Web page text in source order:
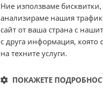
Ние използваме
анализираме нашия
сайт от ваша страна с
с друга информация, която
на техните услуги.
ПОКАЖЕТЕ